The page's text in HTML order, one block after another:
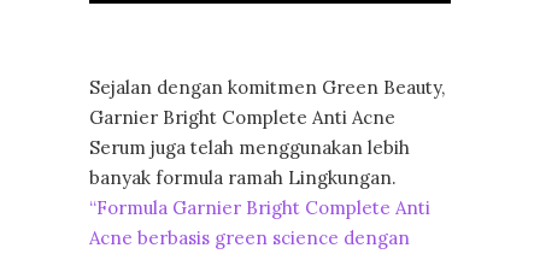
Sejalan dengan komitmen Green Beauty,
Garnier Bright Complete Anti Acne
Serum juga telah menggunakan lebih
banyak formula ramah Lingkungan.
“Formula Garnier Bright Complete Anti
Acne berbasis green science dengan